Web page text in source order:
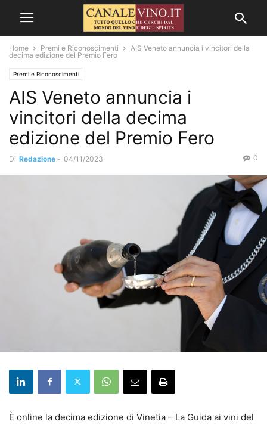
Home Premi e Riconoscimenti
AIS Veneto annuncia i vincitori della
decima edizione del Premio Fero
Premi e Riconoscimenti
AIS Veneto annuncia i
vincitori della decima
edizione del Premio Fero
Di Redazione - 04/11/2023 0
È online la decima edizione di Vinetia – La Guida ai vini del